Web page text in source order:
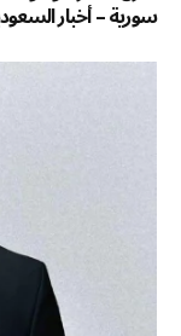
سورية – أخبار